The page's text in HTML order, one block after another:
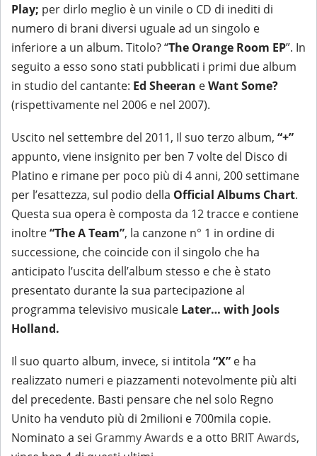
Play; per dirlo meglio è un vinile o CD di inediti di
numero di brani diversi uguale ad un singolo e
inferiore a un album. Titolo? “The Orange Room EP”. In
seguito a esso sono stati pubblicati i primi due album
in studio del cantante: Ed Sheeran eWant Some?
(rispettivamente nel 2006 e nel 2007).
Uscito nel settembre del 2011, Il suo terzo album, “+”
appunto, viene insignito per ben 7 volte del Disco di
Platino e rimane per poco più di 4 anni, 200 settimane
per l’esattezza, sul podio della Official Albums Chart.
Questa sua opera è composta da 12 tracce e contiene
inoltre“The A Team”, la canzone n° 1 in ordine di
successione, che coincide con il singolo che ha
anticipato l’uscita dell’album stesso e che è stato
presentato durante la sua partecipazione al
programma televisivo musicale Later… with Jools
Holland.
Il suo quarto album, invece, si intitola “X” e ha
realizzato numeri e piazzamenti notevolmente più alti
del precedente. Basti pensare che nel solo Regno
Unito ha venduto più di 2milioni e 700mila copie.
Nominato a sei Grammy Awards e a otto BRIT Awards,